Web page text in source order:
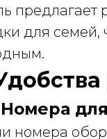
предлагает
для семей,
Номера
номера